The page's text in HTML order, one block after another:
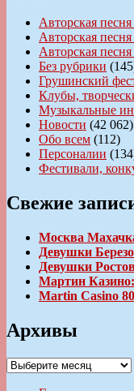
Авторская
Авторская
Авторская
Без рубрики
Грушинский
Клубы,
Музыкальные
Новости (42 062)
Обо всем (112)
Персоналии
Фестивали,
Свежие
Москва
Девушки
Девушки
Мартин
Martin Casino
Архивы
Архивы